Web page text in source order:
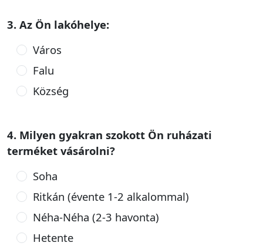
3. Az Ön lakóhelye:
Város
Falu
Község
4. Milyen gyakran szokott Ön ruházati
terméket vásárolni?
Soha
Ritkán (évente 1-2 alkalommal)
Néha-Néha (2-3 havonta)
Hetente